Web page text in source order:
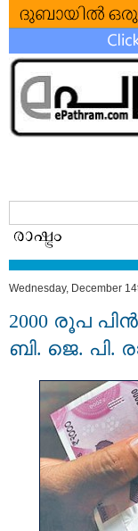
Wednesday, December
2000 രൂപ
ബി. ജെ. പി.